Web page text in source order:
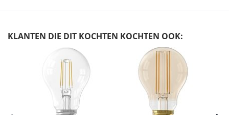
KLANTEN DIE DIT KOCHTEN KOCHTEN OOK: